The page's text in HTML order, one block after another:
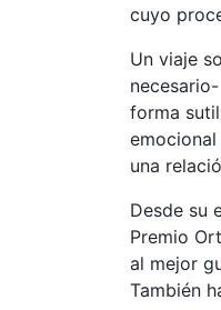
cuyo
Un viaje
forma
una
Desde su
Premio
al mejor
También